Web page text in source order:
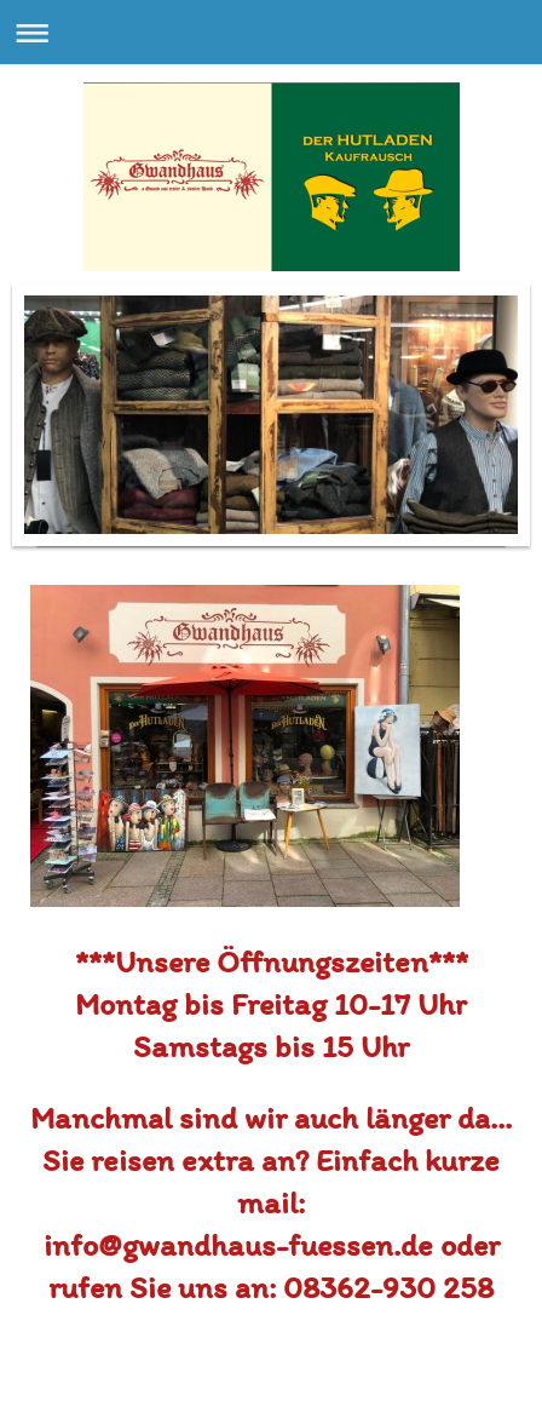
***Unsere Öffnungszeiten***
Montag bis Freitag10-17 Uhr
Samstags bis 15 Uhr
Manchmal sind wir auch länger da...
Sie reisen extra an? Einfach kurze
mail:
info@gwandhaus-fuessen.de oder
rufen Sie uns an: 08362-930 258